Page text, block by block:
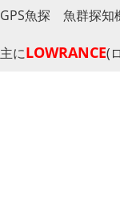
GPS魚探 魚群探知
主にLOWRANCE(